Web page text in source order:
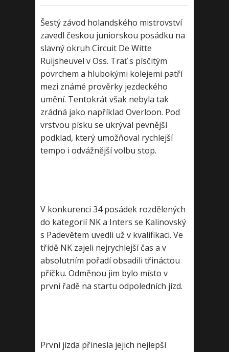
Šestý závod holandského mistrovství
zavedl českou juniorskou posádku na
slavný okruh Circuit De Witte
Ruijsheuvel v Oss. Trať s písčitým
povrchem a hlubokými kolejemi patří
mezi známé prověrky jezdeckého
umění. Tentokrát však nebyla tak
zrádná jako například Overloon. Pod
vrstvou písku se ukrýval pevnější
podklad, který umožňoval rychlejší
tempo i odvážnější volbu stop.
V konkurenci 34 posádek rozdělených
do kategorií NK a Inters se Kalinovský
s Padevětem uvedli už v kvalifikaci. Ve
třídě NK zajeli nejrychlejší čas a v
absolutním pořadí obsadili třináctou
příčku. Odměnou jim bylo místo v
první řadě na startu odpoledních jízd.
První jízda přinesla jejich nejlepší